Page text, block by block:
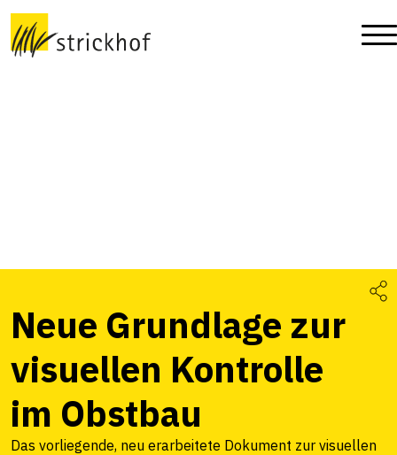
Neue Grundlage zur
visuellen Kontrolle
im Obstbau
Das vorliegende, neu erarbeitete Dokument zur visuellen